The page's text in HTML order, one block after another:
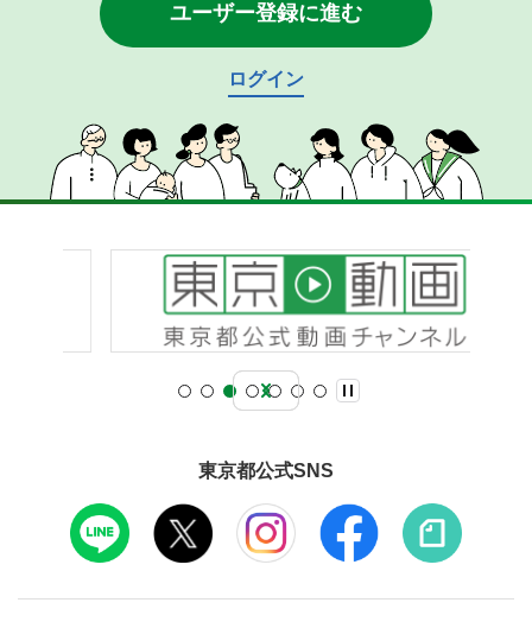
ユーザー登録に進む
ログイン
東京都公式SNS